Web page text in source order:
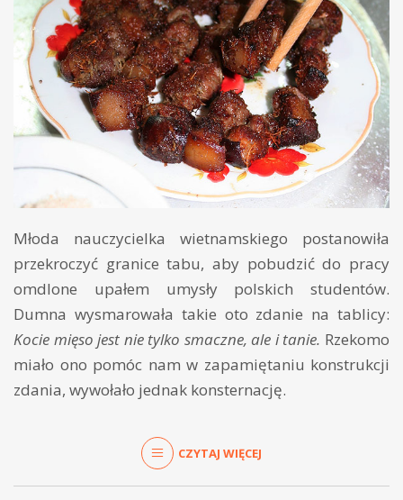
Młoda nauczycielka wietnamskiego postanowiła
przekroczyć granice tabu, aby pobudzić do pracy
omdlone upałem umysły polskich studentów.
Dumna wysmarowała takie oto zdanie na tablicy:
Kocie mięso jest nie tylko smaczne, ale i tanie. Rzekomo
miało ono pomóc nam w zapamiętaniu konstrukcji
zdania, wywołało jednak konsternację.
CZYTAJ WIĘCEJ